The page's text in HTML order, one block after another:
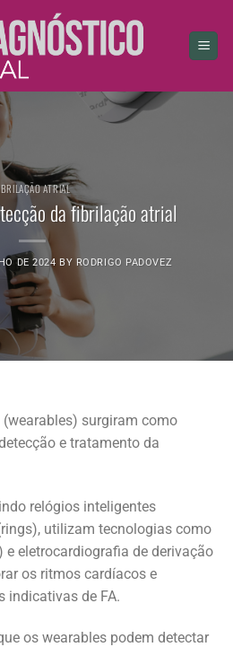
ATRIAL
da fibrilação atrial
DE 2024 BY RODRIGO PADOVEZ
surgiram como
e tratamento da
relógios inteligentes
utilizam tecnologias como
eletrocardiografia de derivação
os ritmos cardíacos e
indicativas de FA.
os wearables podem detectar